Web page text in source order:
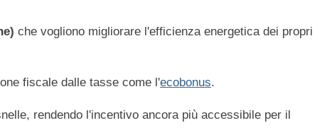
che vogliono migliorare l'efficienza energetica dei propri
fiscale dalle tasse come l'ecobonus.
rendendo l'incentivo ancora più accessibile per il